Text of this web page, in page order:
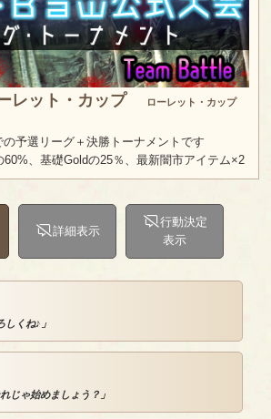
レット・カップ ローレット・カップ
予選リーグ＋決勝トーナメントです
、基礎Goldの25％、最新闇市アイテム×2
詳細表示
行動決定
表示
しくね♪」
じゃ始めましょう？」